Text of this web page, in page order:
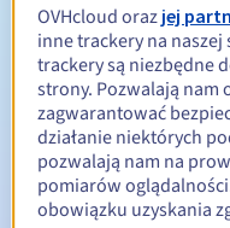
Okres odnowienia
Okres wykupu
OVHcloud oraz jej
inne trackery na
trackery są niezbędne
strony. Pozwalają nam
zagwarantować
działanie niektórych
pozwalają nam na
pomiarów
obowiązku uzyskania